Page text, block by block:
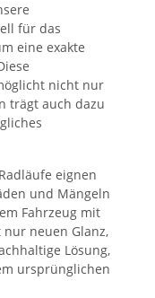
für das
eine exakte
nicht nur
trägt auch dazu
eignen
und Mängeln
Fahrzeug mit
neuen Glanz,
Lösung,
ursprünglichen